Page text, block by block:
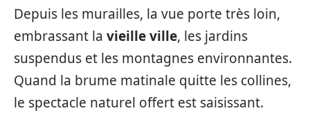
Depuis les murailles, la vue porte très loin,
embrassant la vieille ville, les jardins
suspendus et les montagnes environnantes.
Quand la brume matinale quitte les collines,
le spectacle naturel offert est saisissant.